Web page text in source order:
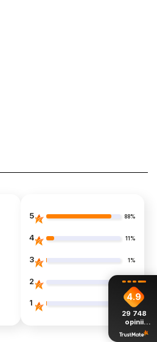
5 88%
4 11%
3 1%
2 0%
1 1%
4.9
29 748
opinii
z całego
okresu